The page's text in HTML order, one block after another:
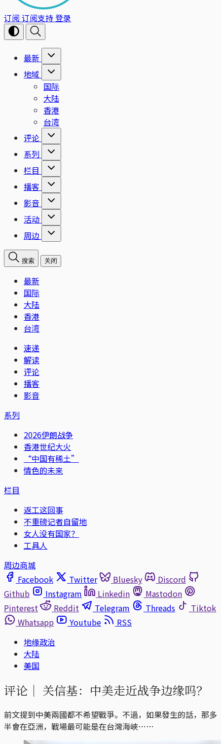
订阅 订阅支持登录
最新
地域
国际
大陆
香港
台湾
评论
系列
栏目
播客
影音
活动
周边
搜索 关闭
最新
国际
大陆
香港
台湾
速递
解读
评论
播客
影音
系列
2026伊朗战争
香港世纪大火
“中国有稀土”
情色的未来
栏目
返工这回事
不重磅记者自留地
女人没有国家？
工具人
周边商城
Facebook
Twitter Bluesky
Discord
Github
Instagram Linkedin
Mastodon
Pinterest
Reddit Telegram Threads
Tiktok
Whatsapp
Youtube
RSS
地缘政治
大陆
美国
评论｜ 关信基：中美走近战争边缘吗？
前文提到中美兩國都不希望戰爭。不過，如果發生的話，那多
半會在亞洲，戰場最可能是在台灣海峽……